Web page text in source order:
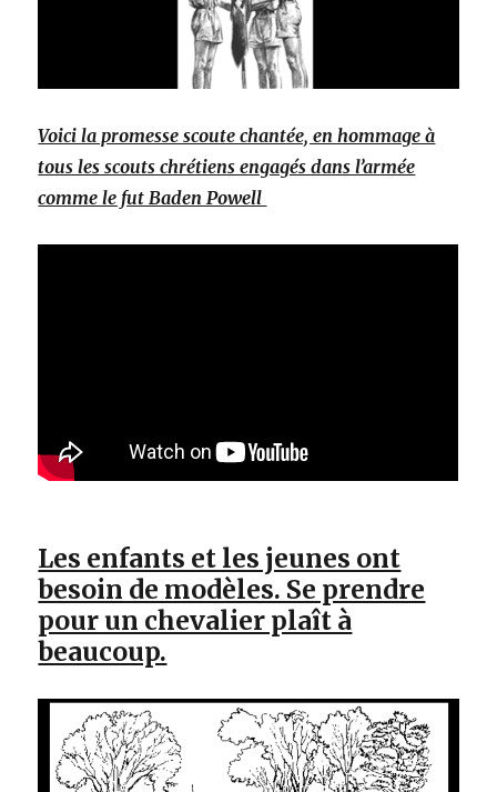
Voici la promesse scoute chantée, en hommage à
tous les scouts chrétiens engagés dans l’armée
comme le fut Baden Powell
Les enfants et les jeunes ont
besoin de modèles. Se prendre
pour un chevalier plaît à
beaucoup.